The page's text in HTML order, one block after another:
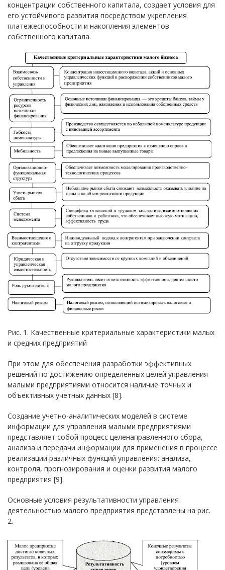
концентрации собственного капитала, создает условия для
его устойчивого развития посредством укрепления
платежеспособности и накопления элементов
собственного капитала.
Рис. 1. Качественные критериальные характеристики малых
и средних предприятий
При этом для обеспечения разработки эффективных
решений по достижению определенных целей управления
малыми предприятиями относится наличие точных и
объективных учетных данных [8].
Создание учетно-аналитических моделей в системе
информации для управления малыми предприятиями
представляет собой процесс целенаправленного сбора,
анализа и передачи информации для применения в процессе
реализации различных функций управления: анализа,
контроля, прогнозирования и оценки развития малого
предприятия [9].
Основные условия результативности управления
деятельностью малого предприятия представлены на рис.
2.